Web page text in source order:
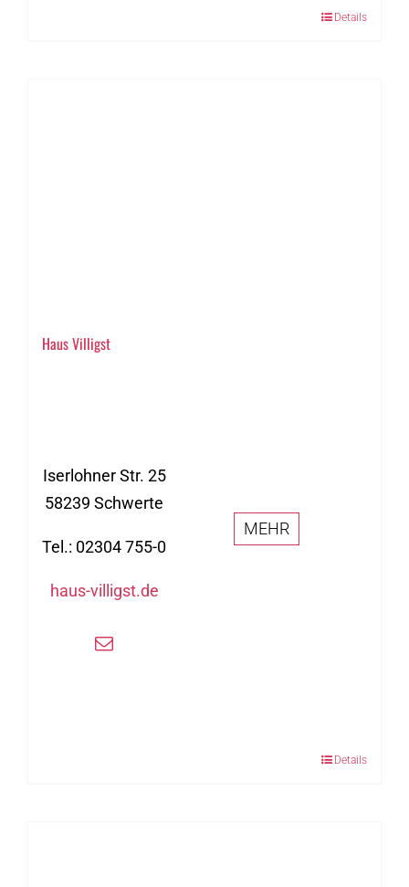
Details
Haus Villigst
Iserlohner Str. 25
58239 Schwerte
Tel.: 02304 755-0
haus-villigst.de
MEHR
Details